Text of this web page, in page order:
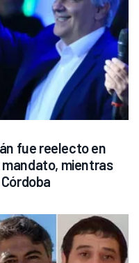
fue reelecto en
mientras